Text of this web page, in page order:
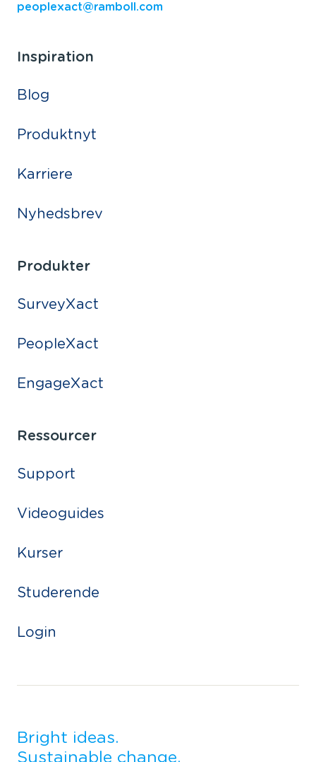
peoplexact@ramboll.com
Inspiration
Blog
Produktnyt
Karriere
Nyhedsbrev
Produkter
SurveyXact
PeopleXact
EngageXact
Ressourcer
Support
Videoguides
Kurser
Studerende
Login
Bright ideas.
Sustainable change.